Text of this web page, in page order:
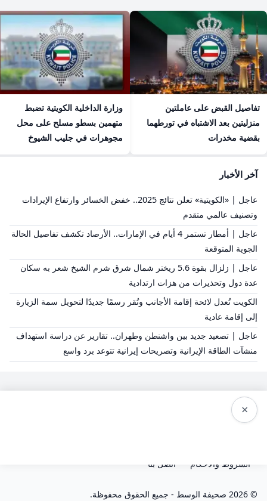
تفاصيل القبض على عاملتين
منزليتين بعد الاشتباه في تورطهما
بقضية مخدرات
وزارة الداخلية الكويتية تضبط
متهمين بسطو مسلح على محل
مجوهرات في جليب الشيوخ
آخر الأخبار
عاجل | «الكويتية» تعلن نتائج 2025.. خفض الخسائر وارتفاع الإيرادات
وتصنيف عالمي متقدم
عاجل | أمطار تستمر 4 أيام في الإمارات.. الأرصاد تكشف تفاصيل الحالة
الجوية المتوقعة
عاجل | زلزال بقوة 5.6 ريختر شمال شرق شرم الشيخ شعر به سكان
عدة دول وتحذيرات من هزات ارتدادية
الكويت تُعدل لائحة إقامة الأجانب وتُقر رسمًا جديدًا لتحويل سمة الزيارة
إلى إقامة عادية
عاجل | تصعيد جديد بين واشنطن وطهران.. تقارير عن دراسة استهداف
منشآت الطاقة الإيرانية وتصريحات إيرانية تتوعد برد واسع
×
الشروط والاحكام اتصل بنا
© 2026 صحيفة الوسط - جميع الحقوق محفوظة.